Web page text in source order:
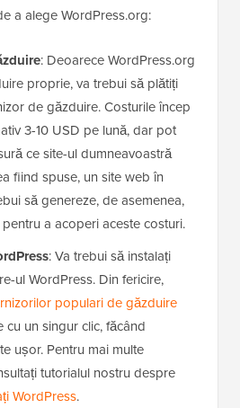
a alege WordPress.org:
: Deoarece WordPress.org
proprie, va trebui să plătiți
de găzduire. Costurile încep
3-10 USD pe lună, dar pot
ce site-ul dumneavoastră
fiind spuse, un site web în
să genereze, de asemenea,
a acoperi aceste costuri.
: Va trebui să instalați
ul WordPress. Din fericire,
populari de găzduire
cu un singur clic, făcând
ușor. Pentru mai multe
tutorialul nostru despre
WordPress.